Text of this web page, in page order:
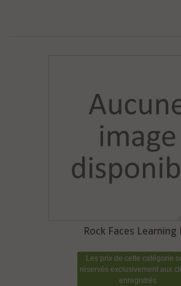
Rock Faces Learning
Les prix de cette catégorie
réservés exclusivement aux
enregistrés